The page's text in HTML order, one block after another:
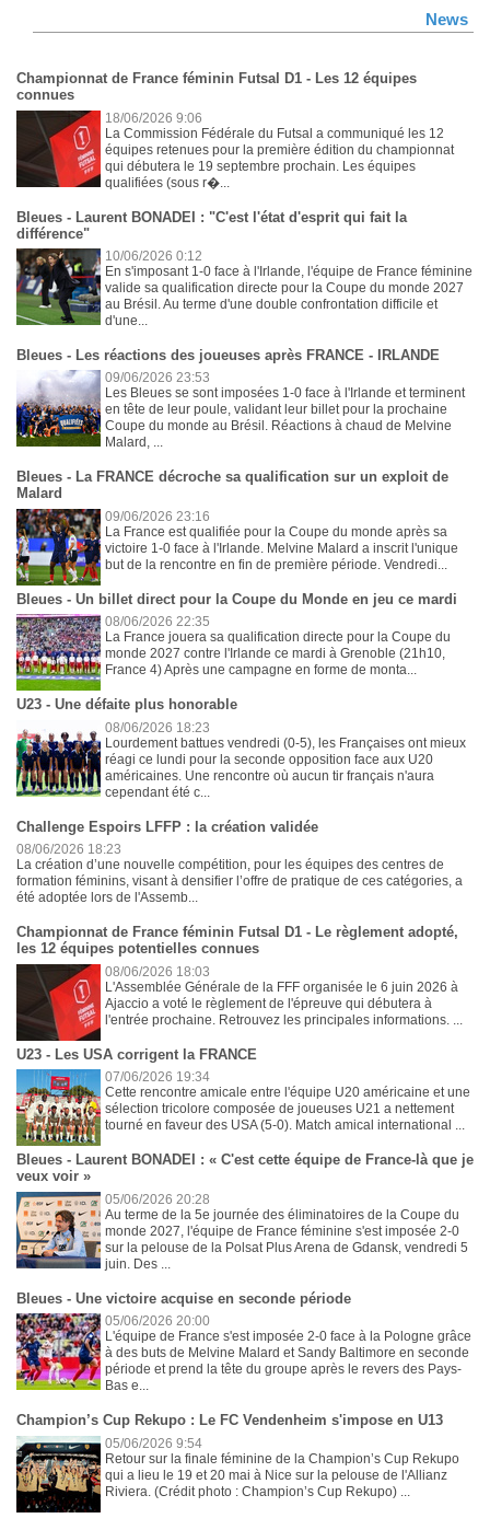
News
Championnat de France féminin Futsal D1 - Les 12 équipes
connues
18/06/2026 9:06
La Commission Fédérale du Futsal a communiqué les 12
équipes retenues pour la première édition du championnat
qui débutera le 19 septembre prochain. Les équipes
qualifiées (sous r�...
Bleues - Laurent BONADEI : "C'est l'état d'esprit qui fait la
différence"
10/06/2026 0:12
En s'imposant 1-0 face à l'Irlande, l'équipe de France féminine
valide sa qualification directe pour la Coupe du monde 2027
au Brésil. Au terme d'une double confrontation difficile et
d'une...
Bleues - Les réactions des joueuses après FRANCE - IRLANDE
09/06/2026 23:53
Les Bleues se sont imposées 1-0 face à l'Irlande et terminent
en tête de leur poule, validant leur billet pour la prochaine
Coupe du monde au Brésil. Réactions à chaud de Melvine
Malard, ...
Bleues - La FRANCE décroche sa qualification sur un exploit de
Malard
09/06/2026 23:16
La France est qualifiée pour la Coupe du monde après sa
victoire 1-0 face à l'Irlande. Melvine Malard a inscrit l'unique
but de la rencontre en fin de première période. Vendredi...
Bleues - Un billet direct pour la Coupe du Monde en jeu ce mardi
08/06/2026 22:35
La France jouera sa qualification directe pour la Coupe du
monde 2027 contre l'Irlande ce mardi à Grenoble (21h10,
France 4) Après une campagne en forme de monta...
U23 - Une défaite plus honorable
08/06/2026 18:23
Lourdement battues vendredi (0-5), les Françaises ont mieux
réagi ce lundi pour la seconde opposition face aux U20
américaines. Une rencontre où aucun tir français n'aura
cependant été c...
Challenge Espoirs LFFP : la création validée
08/06/2026 18:23
La création d’une nouvelle compétition, pour les équipes des centres de
formation féminins, visant à densifier l’offre de pratique de ces catégories, a
été adoptée lors de l'Assemb...
Championnat de France féminin Futsal D1 - Le règlement adopté,
les 12 équipes potentielles connues
08/06/2026 18:03
L'Assemblée Générale de la FFF organisée le 6 juin 2026 à
Ajaccio a voté le règlement de l'épreuve qui débutera à
l'entrée prochaine. Retrouvez les principales informations. ...
U23 - Les USA corrigent la FRANCE
07/06/2026 19:34
Cette rencontre amicale entre l'équipe U20 américaine et une
sélection tricolore composée de joueuses U21 a nettement
tourné en faveur des USA (5-0). Match amical international ...
Bleues - Laurent BONADEI : « C'est cette équipe de France-là que je
veux voir »
05/06/2026 20:28
Au terme de la 5e journée des éliminatoires de la Coupe du
monde 2027, l'équipe de France féminine s'est imposée 2-0
sur la pelouse de la Polsat Plus Arena de Gdansk, vendredi 5
juin. Des ...
Bleues - Une victoire acquise en seconde période
05/06/2026 20:00
L'équipe de France s'est imposée 2-0 face à la Pologne grâce
à des buts de Melvine Malard et Sandy Baltimore en seconde
période et prend la tête du groupe après le revers des Pays-
Bas e...
Champion’s Cup Rekupo : Le FC Vendenheim s'impose en U13
05/06/2026 9:54
Retour sur la finale féminine de la Champion’s Cup Rekupo
qui a lieu le 19 et 20 mai à Nice sur la pelouse de l'Allianz
Riviera. (Crédit photo : Champion’s Cup Rekupo) ...